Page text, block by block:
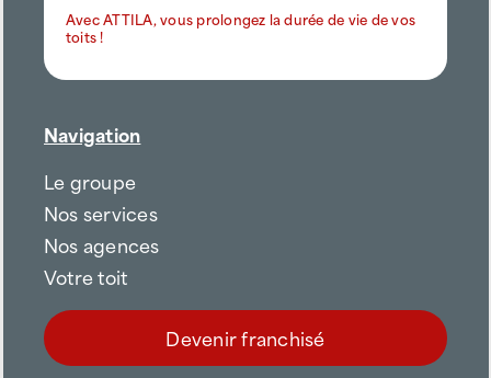
Avec ATTILA, vous prolongez la durée de vie de vos
toits !
Navigation
Le groupe
Nos services
Nos agences
Votre toit
Devenir franchisé